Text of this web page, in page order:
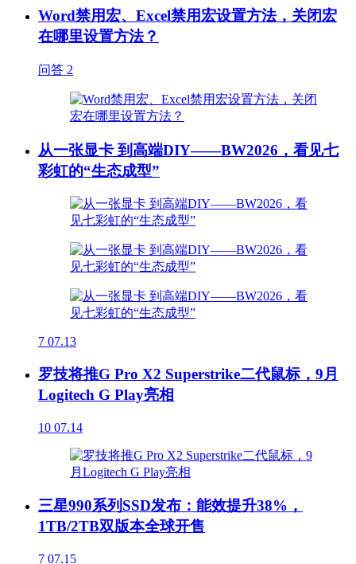
Word禁用宏、Excel禁用宏设置方法，关闭宏
在哪里设置方法？
问答 2
从一张显卡 到高端DIY——BW2026，看见七
彩虹的“生态成型”
7 07.13
罗技将推G Pro X2 Superstrike二代鼠标，9月
Logitech G Play亮相
10 07.14
三星990系列SSD发布：能效提升38%，
1TB/2TB双版本全球开售
7 07.15